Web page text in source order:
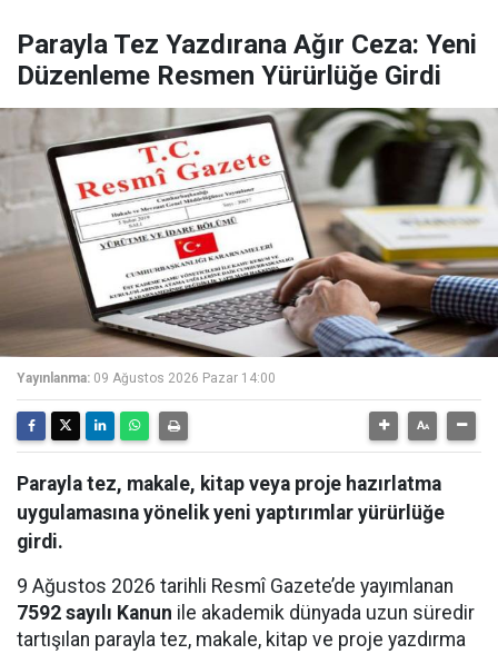
Parayla Tez Yazdırana Ağır Ceza: Yeni
Düzenleme Resmen Yürürlüğe Girdi
Yayınlanma: 09 Ağustos 2026 Pazar 14:00
Parayla tez, makale, kitap veya proje hazırlatma
uygulamasına yönelik yeni yaptırımlar yürürlüğe
girdi.
9 Ağustos 2026 tarihli Resmî Gazete’de yayımlanan
7592 sayılı Kanun ile akademik dünyada uzun süredir
tartışılan parayla tez, makale, kitap ve proje yazdırma